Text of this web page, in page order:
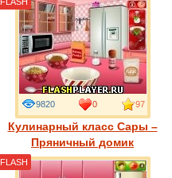
Кулинарный класс Сары –
Пряничный домик
9820 0 97
FLASH